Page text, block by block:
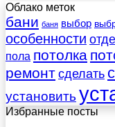
Облако меток
бани баня выбор
особенности
пола потолка
ремонт сделать
установить
Избранные посты